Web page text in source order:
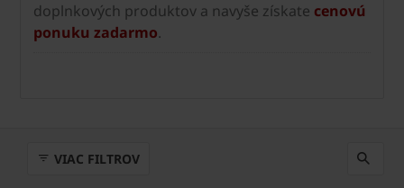
doplnkových produktov a navyše získate cenovú
ponuku zadarmo.
VIAC FILTROV